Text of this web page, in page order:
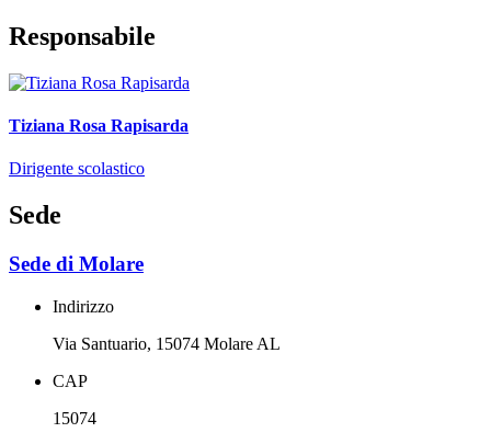
Responsabile
Tiziana Rosa Rapisarda
Dirigente scolastico
Sede
Sede di Molare
Indirizzo
Via Santuario, 15074 Molare AL
CAP
15074